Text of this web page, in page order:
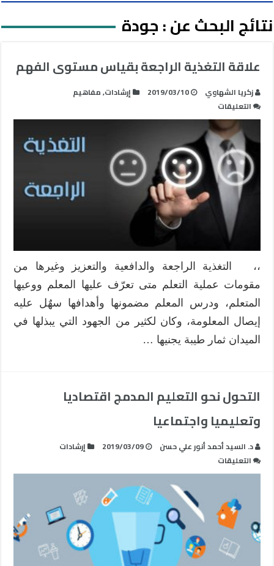
نتائج البحث عن :جودة
علاقة التغذية الراجعة بقياس مستوى الفهم
زكريا الشهاوي 2019/03/10 إرشادات,مفاهيم
التعليقات
علاقة
التغذية
الراجعة
بقياس
مستوى
الفهم
مغلقة
،، التغذية الراجعة والدافعية والتعزيز وغيرها من
مقومات عملية التعلم متى تعرّف عليها المعلم ووعيها
المتعلم، ودرس المعلم مضمونها وأهدافها سهٌل عليه
إيصال المعلومة، وكان لكثير من الجهود التي يبذلها في
الميدان ثمار طيبة يجنيها …
التحول نحو التعليم المدمج اقتصاديا
وتعليميا واجتماعيا
د. السيد أحمد أنور علي حسن 2019/03/09
إرشادات
التعليقات
التحول
التعليم
المدمج
وتعليميا
واجتماعيا